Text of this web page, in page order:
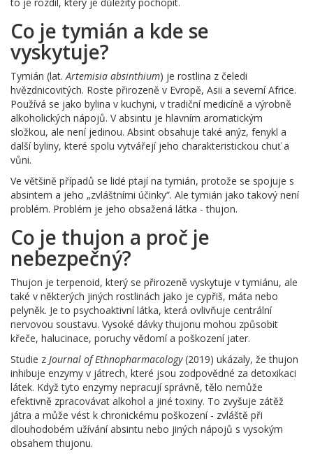
Co je tymián a kde se
vyskytuje?
Tymián (lat. Artemisia absinthium) je rostlina z čeledi
hvězdnicovitých. Roste přirozeně v Evropě, Asii a severní Africe.
Používá se jako bylina v kuchyni, v tradiční medicíně a výrobně
alkoholických nápojů. V absintu je hlavním aromatickým
složkou, ale není jedinou. Absint obsahuje také anýz, fenykl a
další byliny, které spolu vytvářejí jeho charakteristickou chuť a
vůni.
Ve většině případů se lidé ptají na tymián, protože se spojuje s
absintem a jeho „zvláštními účinky“. Ale tymián jako takový není
problém. Problém je jeho obsažená látka - thujon.
Co je thujon a proč je
nebezpečný?
Thujon je terpenoid, který se přirozeně vyskytuje v tymiánu, ale
také v některých jiných rostlinách jako je cypřiš, máta nebo
pelyněk. Je to psychoaktivní látka, která ovlivňuje centrální
nervovou soustavu. Vysoké dávky thujonu mohou způsobit
křeče, halucinace, poruchy vědomí a poškození jater.
Studie z Journal of Ethnopharmacology(2019) ukázaly, že thujon
inhibuje enzymy v játrech, které jsou zodpovědné za detoxikaci
látek. Když tyto enzymy nepracují správně, tělo nemůže
efektivně zpracovávat alkohol a jiné toxiny. To zvyšuje zátěž
játra a může vést k chronickému poškození - zvláště při
dlouhodobém užívání absintu nebo jiných nápojů s vysokým
obsahem thujonu.